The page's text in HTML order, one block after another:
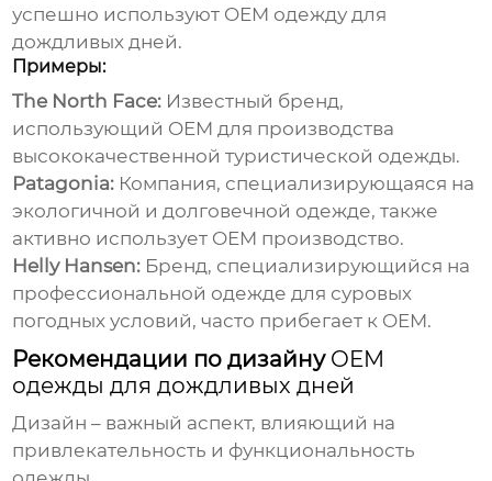
успешно используют OEM одежду для
дождливых дней.
Примеры:
The North Face: Известный бренд,
использующий OEM для производства
высококачественной туристической одежды.
Patagonia: Компания, специализирующаяся на
экологичной и долговечной одежде, также
активно использует OEM производство.
Helly Hansen: Бренд, специализирующийся на
профессиональной одежде для суровых
погодных условий, часто прибегает к OEM.
Рекомендации по дизайну OEM
одежды для дождливых дней
Дизайн – важный аспект, влияющий на
привлекательность и функциональность